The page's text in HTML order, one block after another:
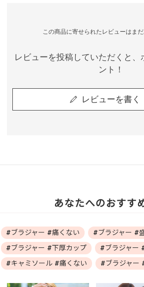
この商品に寄せられたレビューはまだ
レビューを投稿していただくと、
ント！
レビューを書く
あなたへのおすす
#ブラジャー #痛くない
#ブラジャー #
#ブラジャー #下厚カップ
#ブラジャー
#キャミソール #痛くない
#ブラジャー